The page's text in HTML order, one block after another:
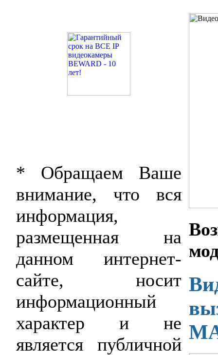
* Обращаем Ваше
внимание, что вся
информация,
размещенная на
данном интернет-
сайте, носит
информационный
характер и не
является публичной